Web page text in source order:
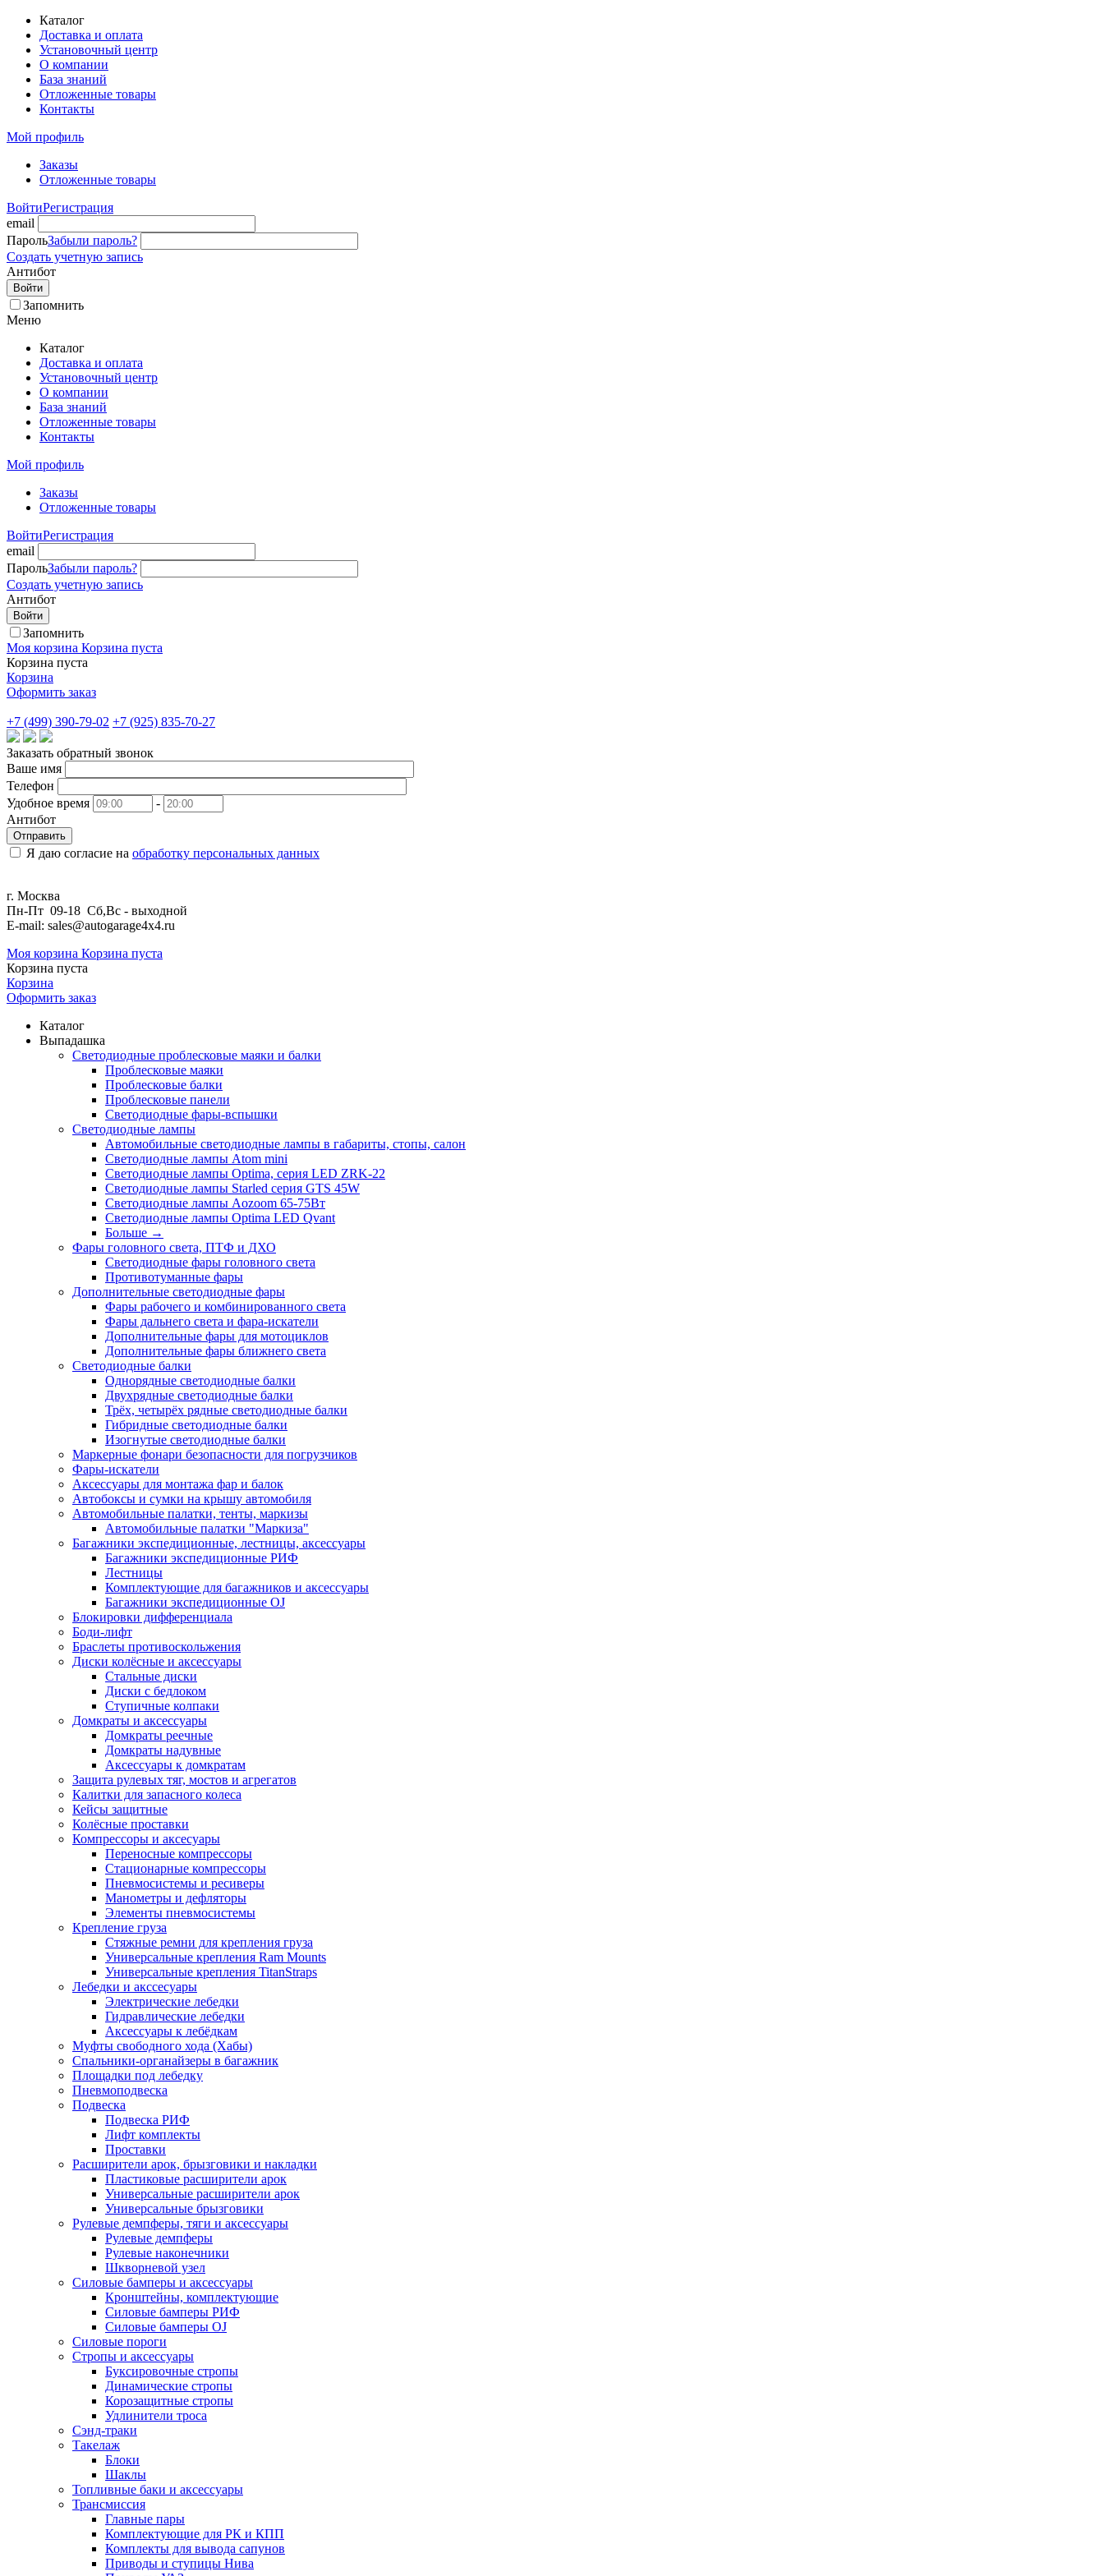
Каталог
Доставка и оплата
Установочный центр
О компании
База знаний
Отложенные товары
Контакты
Мой профиль
Заказы
Отложенные товары
ВойтиРегистрация
email
ПарольЗабыли пароль?
Создать учетную запись
Антибот
Войти
Запомнить
Меню
Каталог
Доставка и оплата
Установочный центр
О компании
База знаний
Отложенные товары
Контакты
Мой профиль
Заказы
Отложенные товары
ВойтиРегистрация
email
ПарольЗабыли пароль?
Создать учетную запись
Антибот
Войти
Запомнить
Моя корзина Корзина пуста
Корзина пуста
Корзина
Оформить заказ
+7 (499) 390-79-02 +7 (925) 835-70-27
Заказать обратный звонок
Ваше имя
Телефон
Удобное время
-
Антибот
Отправить
Я даю согласие на обработку персональных данных
г. Москва
Пн-Пт 09-18 Сб,Вс - выходной
E-mail: sales@autogarage4x4.ru
Моя корзина Корзина пуста
Корзина пуста
Корзина
Оформить заказ
Каталог
Выпадашка
Светодиодные проблесковые маяки и балки
Проблесковые маяки
Проблесковые балки
Проблесковые панели
Светодиодные фары-вспышки
Светодиодные лампы
Автомобильные светодиодные лампы в габариты, стопы, салон
Светодиодные лампы Atom mini
Светодиодные лампы Optima, серия LED ZRK-22
Светодиодные лампы Starled серия GTS 45W
Светодиодные лампы Aozoom 65-75Вт
Светодиодные лампы Optima LED Qvant
Больше →
Фары головного света, ПТФ и ДХО
Светодиодные фары головного света
Противотуманные фары
Дополнительные светодиодные фары
Фары рабочего и комбинированного света
Фары дальнего света и фара-искатели
Дополнительные фары для мотоциклов
Дополнительные фары ближнего света
Светодиодные балки
Однорядные светодиодные балки
Двухрядные светодиодные балки
Трёх, четырёх рядные светодиодные балки
Гибридные светодиодные балки
Изогнутые светодиодные балки
Маркерные фонари безопасности для погрузчиков
Фары-искатели
Аксессуары для монтажа фар и балок
Автобоксы и сумки на крышу автомобиля
Автомобильные палатки, тенты, маркизы
Автомобильные палатки "Маркиза"
Багажники экспедиционные, лестницы, аксессуары
Багажники экспедиционные РИФ
Лестницы
Комплектующие для багажников и аксессуары
Багажники экспедиционные OJ
Блокировки дифференциала
Боди-лифт
Браслеты противоскольжения
Диски колёсные и аксессуары
Стальные диски
Диски с бедлоком
Ступичные колпаки
Домкраты и аксессуары
Домкраты реечные
Домкраты надувные
Аксессуары к домкратам
Защита рулевых тяг, мостов и агрегатов
Калитки для запасного колеса
Кейсы защитные
Колёсные проставки
Компрессоры и аксесуары
Переносные компрессоры
Стационарные компрессоры
Пневмосистемы и ресиверы
Манометры и дефляторы
Элементы пневмосистемы
Крепление груза
Стяжные ремни для крепления груза
Универсальные крепления Ram Mounts
Универсальные крепления TitanStraps
Лебедки и акссесуары
Электрические лебедки
Гидравлические лебедки
Аксессуары к лебёдкам
Муфты свободного хода (Хабы)
Спальники-органайзеры в багажник
Площадки под лебедку
Пневмоподвеска
Подвеска
Подвеска РИФ
Лифт комплекты
Проставки
Расширители арок, брызговики и накладки
Пластиковые расширители арок
Универсальные расширители арок
Универсальные брызговики
Рулевые демпферы, тяги и аксессуары
Рулевые демпферы
Рулевые наконечники
Шкворневой узел
Силовые бамперы и аксессуары
Кронштейны, комплектующие
Силовые бамперы РИФ
Силовые бамперы OJ
Силовые пороги
Стропы и аксессуары
Буксировочные стропы
Динамические стропы
Корозащитные стропы
Удлинители троса
Сэнд-траки
Такелаж
Блоки
Шаклы
Топливные баки и аксессуары
Трансмиссия
Главные пары
Комплектующие для РК и КПП
Комплекты для вывода сапунов
Приводы и ступицы Нива